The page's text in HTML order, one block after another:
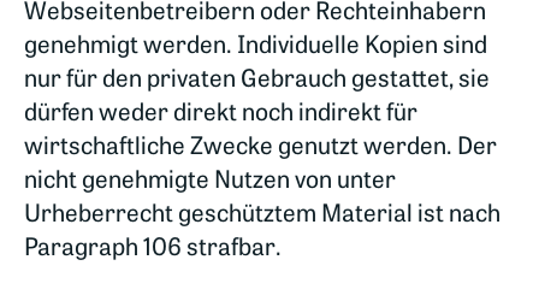
Webseitenbetreibern oder Rechteinhabern
genehmigt werden. Individuelle Kopien sind
nur für den privaten Gebrauch gestattet, sie
dürfen weder direkt noch indirekt für
wirtschaftliche Zwecke genutzt werden. Der
nicht genehmigte Nutzen von unter
Urheberrecht geschütztem Material ist nach
Paragraph 106 strafbar.